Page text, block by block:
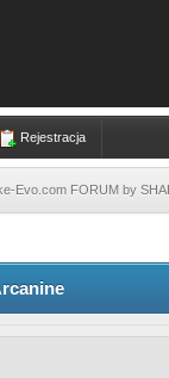
Rejestracja
Evo.com FORUM by